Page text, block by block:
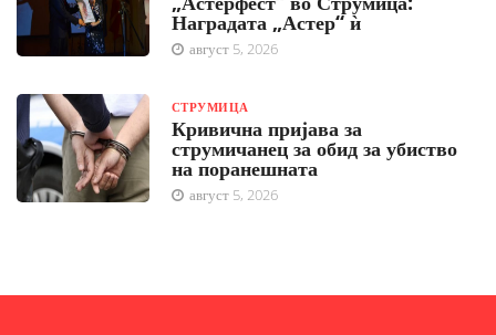
Наградата „Астер“ ѝ
август 5, 2026
СТРУМИЦА
Кривична пријава за
струмичанец за обид за убиство
на поранешната
август 5, 2026